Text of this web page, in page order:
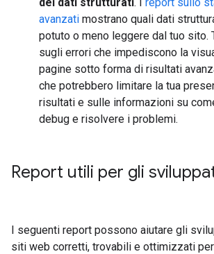
avanzati mostrano quali dati
potuto o meno leggere dal tuo sito.
sugli errori che impediscono la
pagine sotto forma di risultati
che potrebbero limitare la tua
risultati e sulle informazioni su
debug e risolvere i problemi.
Report utili per gli
I seguenti report possono aiutare gli
siti web corretti, trovabili e ottimizzati